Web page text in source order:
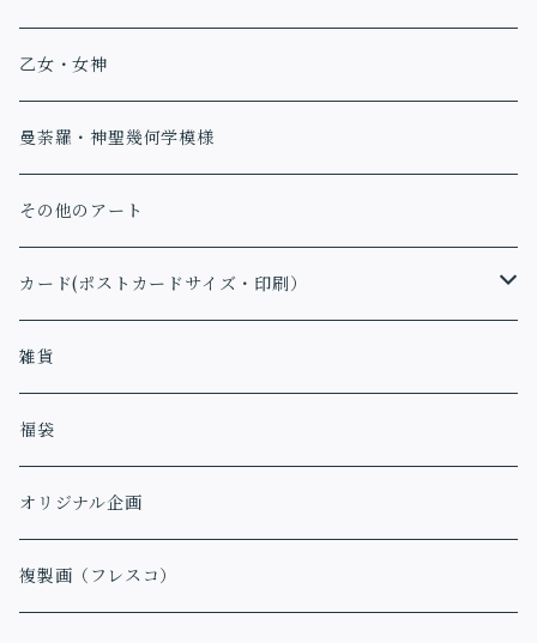
乙女・女神
曼荼羅・神聖幾何学模様
その他のアート
カード(ポストカードサイズ・印刷）
アファメーションカード
雑貨
福袋
オリジナル企画
複製画（フレスコ）